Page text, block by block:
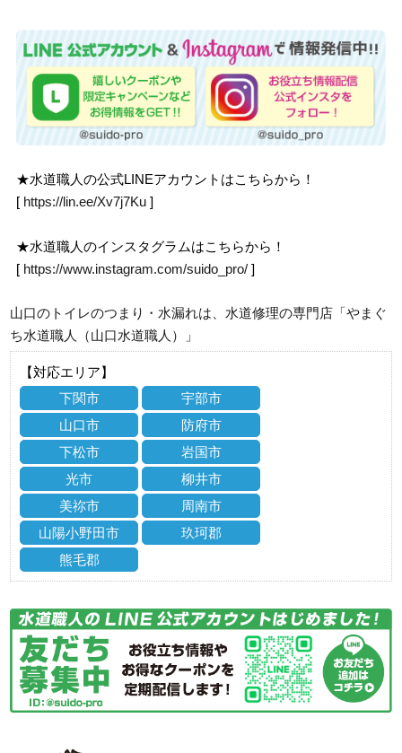
★水道職人の公式LINEアカウントはこちらから！
[ https://lin.ee/Xv7j7Ku ]
★水道職人のインスタグラムはこちらから！
[ https://www.instagram.com/suido_pro/ ]
山口のトイレのつまり・水漏れは、水道修理の専門店「やまぐ
ち水道職人（山口水道職人）」
【対応エリア】
下関市
宇部市
山口市
防府市
下松市
岩国市
光市
柳井市
美祢市
周南市
山陽小野田市
玖珂郡
熊毛郡